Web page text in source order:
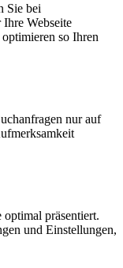
Sie bei
Webseite
so Ihren
nur auf
präsentiert.
und Einstellungen,